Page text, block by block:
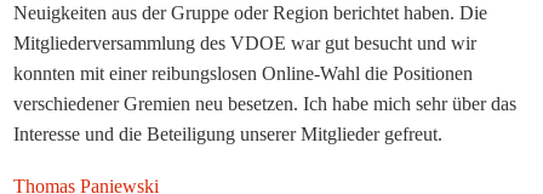
Neuigkeiten aus der Gruppe oder Region berichtet haben. Die
Mitgliederversammlung des VDOE war gut besucht und wir
konnten mit einer reibungslosen Online-Wahl die Positionen
verschiedener Gremien neu besetzen. Ich habe mich sehr über das
Interesse und die Beteiligung unserer Mitglieder gefreut.
Thomas Paniewski